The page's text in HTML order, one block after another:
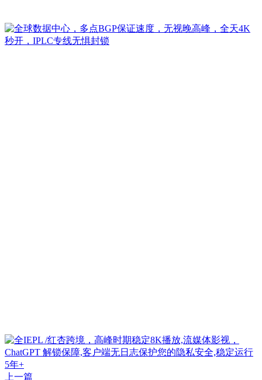
上一篇